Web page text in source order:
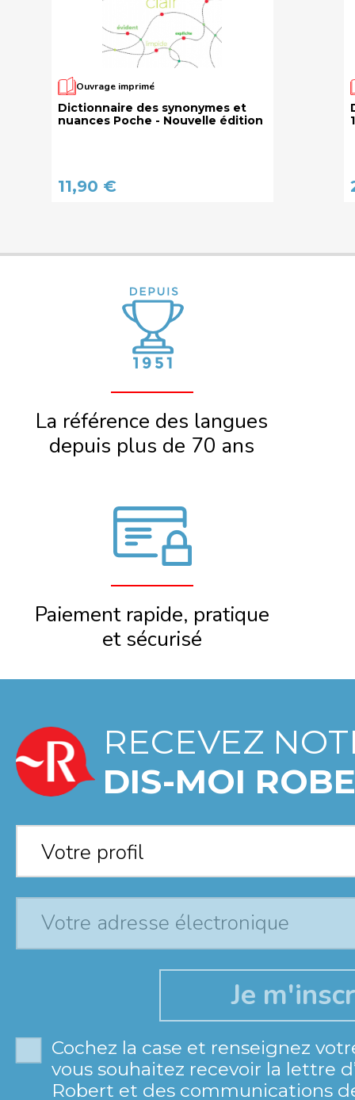
Ouvrage imprimé
Dictionnaire des synonymes et
nuances Poche - Nouvelle édition
11,90 €
La référence des langues
depuis plus de 70 ans
Paiement rapide, pratique
et sécurisé
RECEVEZ
DIS-MOI
Votre profil*
Votre profil
Cochez la case et renseignez
vous souhaitez recevoir la lettre
Robert et des communications